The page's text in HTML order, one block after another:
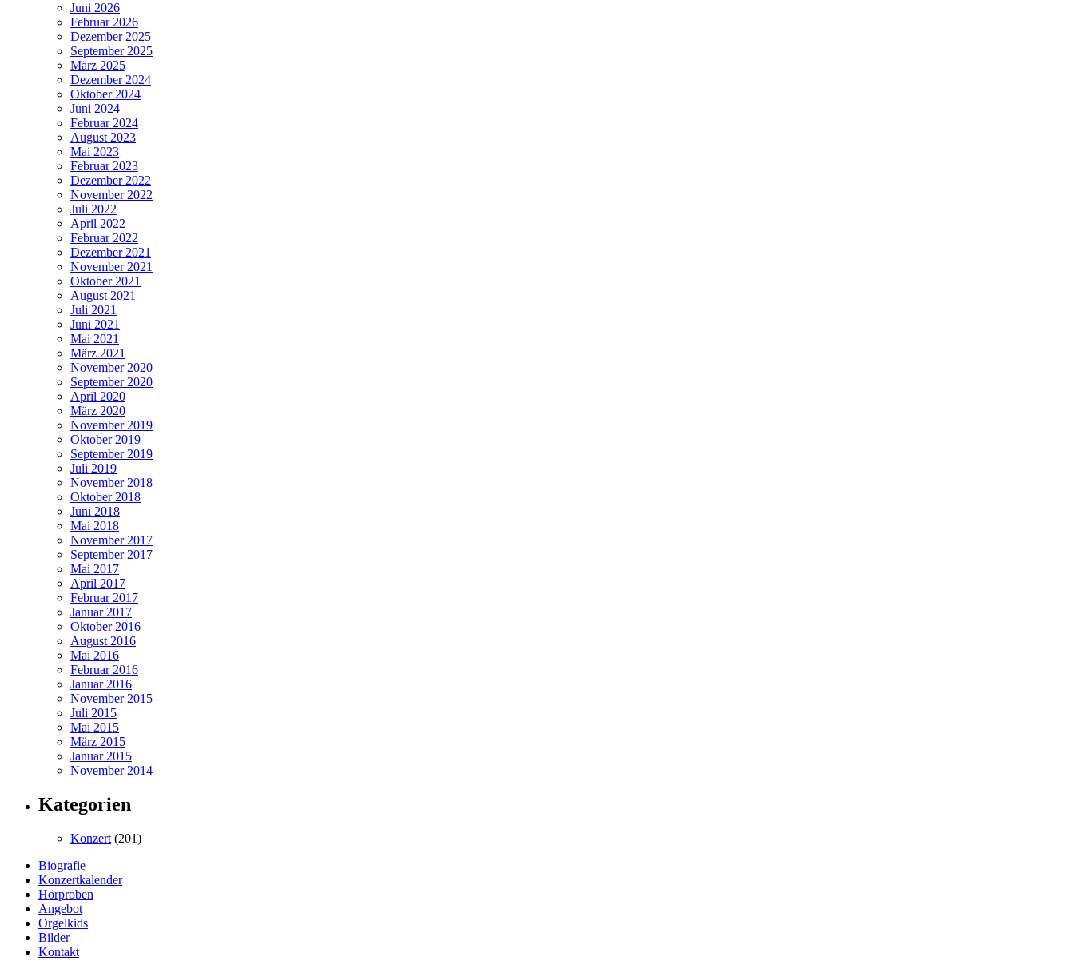
Juni 2026
Februar 2026
Dezember 2025
September 2025
März 2025
Dezember 2024
Oktober 2024
Juni 2024
Februar 2024
August 2023
Mai 2023
Februar 2023
Dezember 2022
November 2022
Juli 2022
April 2022
Februar 2022
Dezember 2021
November 2021
Oktober 2021
August 2021
Juli 2021
Juni 2021
Mai 2021
März 2021
November 2020
September 2020
April 2020
März 2020
November 2019
Oktober 2019
September 2019
Juli 2019
November 2018
Oktober 2018
Juni 2018
Mai 2018
November 2017
September 2017
Mai 2017
April 2017
Februar 2017
Januar 2017
Oktober 2016
August 2016
Mai 2016
Februar 2016
Januar 2016
November 2015
Juli 2015
Mai 2015
März 2015
Januar 2015
November 2014
Kategorien
Konzert (201)
Biografie
Konzertkalender
Hörproben
Angebot
Orgelkids
Bilder
Kontakt